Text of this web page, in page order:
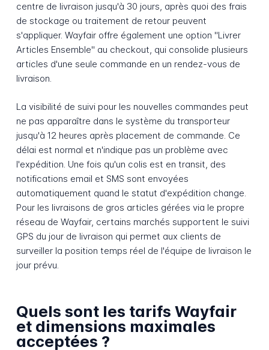
centre de livraison jusqu'à 30 jours, après quoi des frais
de stockage ou traitement de retour peuvent
s'appliquer. Wayfair offre également une option "Livrer
Articles Ensemble" au checkout, qui consolide plusieurs
articles d'une seule commande en un rendez-vous de
livraison.
La visibilité de suivi pour les nouvelles commandes peut
ne pas apparaître dans le système du transporteur
jusqu'à 12 heures après placement de commande. Ce
délai est normal et n'indique pas un problème avec
l'expédition. Une fois qu'un colis est en transit, des
notifications email et SMS sont envoyées
automatiquement quand le statut d'expédition change.
Pour les livraisons de gros articles gérées via le propre
réseau de Wayfair, certains marchés supportent le suivi
GPS du jour de livraison qui permet aux clients de
surveiller la position temps réel de l'équipe de livraison le
jour prévu.
Quels sont les tarifs Wayfair
et dimensions maximales
acceptées ?